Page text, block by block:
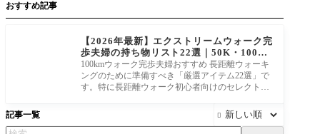
おすすめ記事
【2026年最新】エクストリームウォーク完
歩夫婦の持ち物リスト22選｜50K・100K
対応 これで初心者も安心！
100kmウォーク完歩夫婦おすすめ 長距離ウォーキ
ングのために準備すべき「厳選アイテム22選」で
す。特に長距離ウォーク初心者向けのセレクトで
記事一覧
